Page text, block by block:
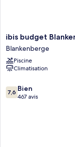
ibis
budget
Blankenberge
Blankenberge
ibis budget
Blankenberge
Piscine
Climatisation
7.6
sur
7,6 Bien
467 avis